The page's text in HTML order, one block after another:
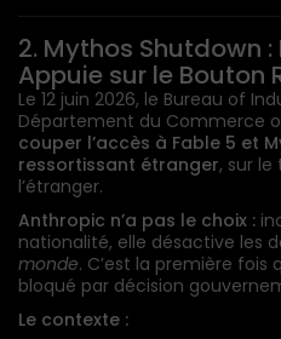
2. Mythos Shutdown
Appuie sur le Bouton
Le 12 juin 2026, le Bureau of
Département du Commerce
couper l’accès à Fable 5 et
ressortissant étranger, sur le
l’étranger.
Anthropic n’a pas le choix :
nationalité, elle désactive les
monde. C’est la première fois
bloqué par décision
Le contexte :